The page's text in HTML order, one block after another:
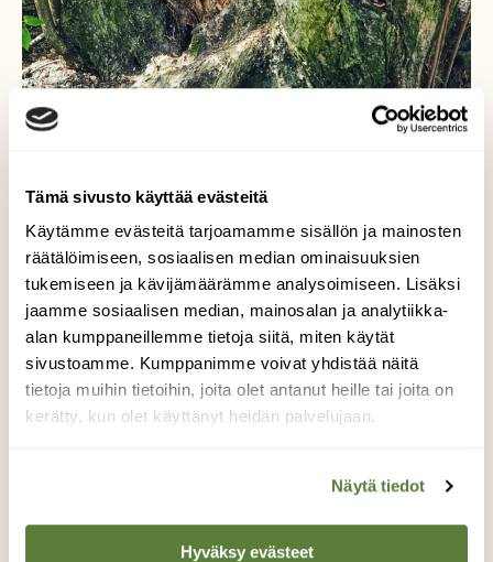
Tämä sivusto käyttää evästeitä
Käytämme evästeitä tarjoamamme sisällön ja mainosten
räätälöimiseen, sosiaalisen median ominaisuuksien
tukemiseen ja kävijämäärämme analysoimiseen. Lisäksi
jaamme sosiaalisen median, mainosalan ja analytiikka-
alan kumppaneillemme tietoja siitä, miten käytät
sivustoamme. Kumppanimme voivat yhdistää näitä
tietoja muihin tietoihin, joita olet antanut heille tai joita on
kerätty, kun olet käyttänyt heidän palvelujaan.
Näytä tiedot
Hyväksy evästeet
Utelias kurre
Lähiluonnon utelias orava tuli moikkaamaan.
Kuvaaja: Laura Väisänen